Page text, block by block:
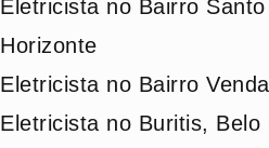
Eletricista no Bairro
Horizonte
Eletricista no Bairro
Eletricista no Buritis, Belo